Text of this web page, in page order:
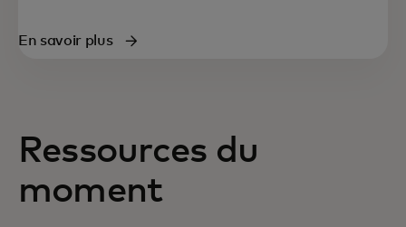
En savoir plus
Ressources du
moment